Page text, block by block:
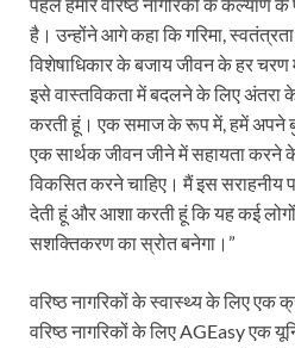
है। उन्होंने आगे कहा कि गरिमा,
विशेषाधिकार के बजाय जीवन के हर चरण
इसे वास्तविकता में बदलने के लिए अंतरा
करती हूं। एक समाज के रूप में, हमें अपने
एक सार्थक जीवन जीने में सहायता करने के
विकसित करने चाहिए। मैं इस सराहनीय
देती हूं और आशा करती हूं कि यह कई
सशक्तिकरण का स्रोत बनेगा।”
वरिष्ठ नागरिकों के स्वास्थ्य के लिए एक
वरिष्ठ नागरिकों के लिए AGEasy एक